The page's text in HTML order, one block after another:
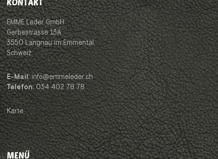
EMME Leder GmbH
Gerbestrasse 13A
3550 Langnau im Emmental
Schweiz
E-Mail: info@emmeleder.ch
Telefon: 034 402 78 78
Karte
MENÜ